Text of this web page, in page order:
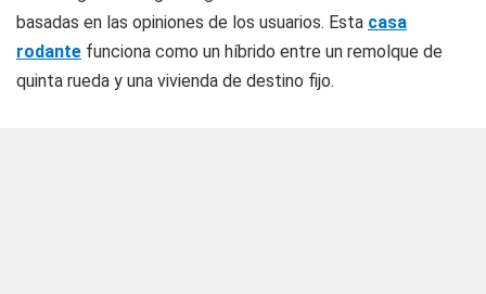
basadas en las opiniones de los usuarios. Esta casa
rodante funciona como un híbrido entre un remolque de
quinta rueda y una vivienda de destino fijo.